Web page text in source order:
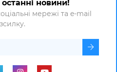
новини!
мережі та e-mail